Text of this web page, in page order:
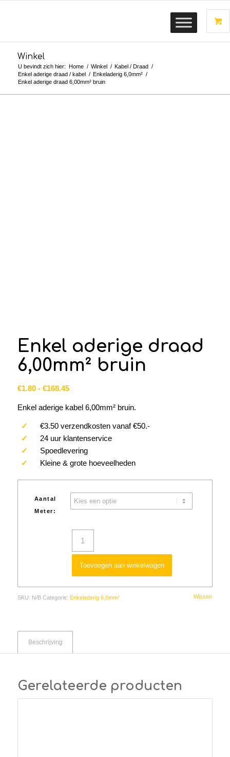
Winkel
U bevindt zich hier: Home / Winkel / Kabel / Draad /
Enkel aderige draad / kabel / Enkeladerig 6,0mm² /
Enkel aderige draad 6,00mm² bruin
Enkel aderige draad
6,00mm² bruin
€1.80 - €168.45Prijsklasse:
tot
€168.45
Enkel aderige kabel 6,00mm² bruin.
✓ €3.50 verzendkosten vanaf €50.-
✓ 24 uur klantenservice
✓ Spoedlevering
✓ Kleine & grote hoeveelheden
Aantal
Meter:
Wissen
Toevoegen aan winkelwagen
SKU: N/B Categorie: Enkeladerig 6,0mm²
Beschrijving
Gerelateerde producten